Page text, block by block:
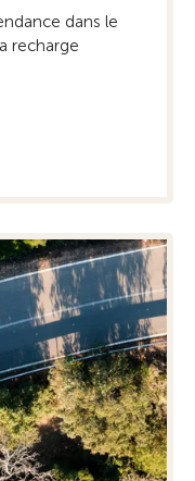
dans le
recharge